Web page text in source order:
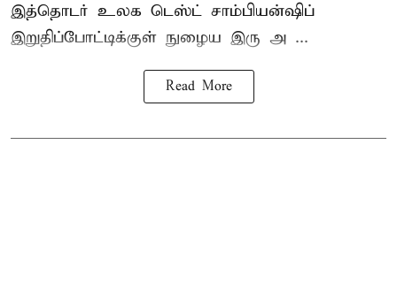
இத்தொடர் உலக டெஸ்ட் சாம்பியன்ஷிப்
இறுதிப்போட்டிக்குள் நுழைய இரு அ ...
Read More